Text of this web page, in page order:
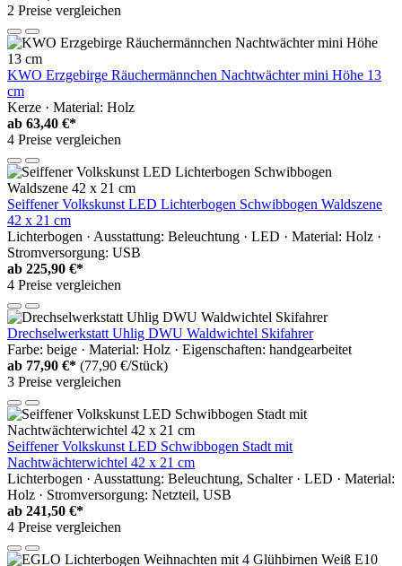
2 Preise vergleichen
KWO Erzgebirge Räuchermännchen Nachtwächter mini Höhe 13
cm
Kerze · Material: Holz
ab 63,40 €*
4 Preise vergleichen
Seiffener Volkskunst LED Lichterbogen Schwibbogen Waldszene
42 x 21 cm
Lichterbogen · Ausstattung: Beleuchtung · LED · Material: Holz ·
Stromversorgung: USB
ab 225,90 €*
4 Preise vergleichen
Drechselwerkstatt Uhlig DWU Waldwichtel Skifahrer
Farbe: beige · Material: Holz · Eigenschaften: handgearbeitet
ab 77,90 €* (77,90 €/Stück)
3 Preise vergleichen
Seiffener Volkskunst LED Schwibbogen Stadt mit
Nachtwächterwichtel 42 x 21 cm
Lichterbogen · Ausstattung: Beleuchtung, Schalter · LED · Material:
Holz · Stromversorgung: Netzteil, USB
ab 241,50 €*
4 Preise vergleichen